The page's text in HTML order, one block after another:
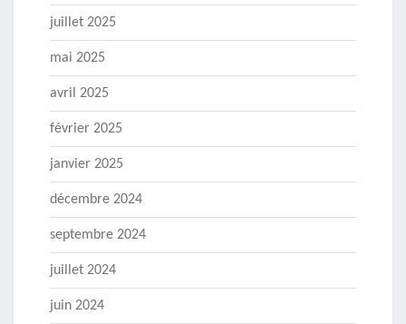
juillet 2025
mai 2025
avril 2025
février 2025
janvier 2025
décembre 2024
septembre 2024
juillet 2024
juin 2024